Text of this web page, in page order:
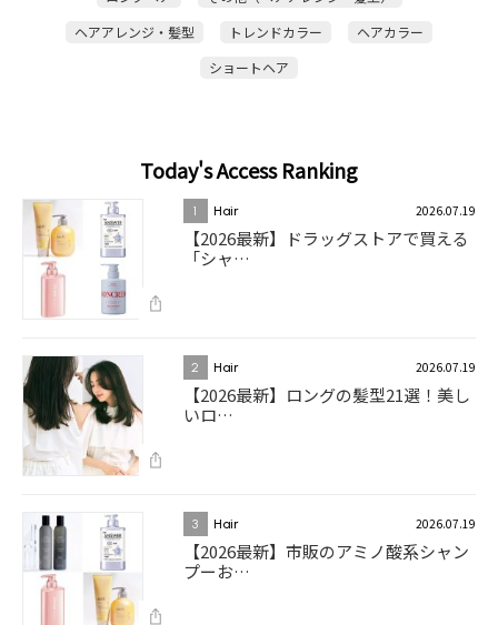
ヘアアレンジ・髪型
トレンドカラー
ヘアカラー
ショートヘア
Today's Access Ranking
1 Hair 2026.07.19
【2026最新】ドラッグストアで買える
「シャ…
2 Hair 2026.07.19
【2026最新】ロングの髪型21選！美し
いロ…
3 Hair 2026.07.19
【2026最新】市販のアミノ酸系シャン
プーお…